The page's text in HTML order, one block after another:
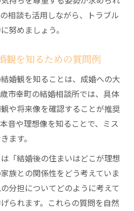
相談も活用しながら、トラブル
努めましょう。
観を知るための質問例
婚観を知ることは、成婚への大
市幸町の結婚相談所では、具体
や将来像を確認することが推奨
音や理想像を知ることで、ミス
ます。
「結婚後の住まいはどこが理想
族との関係性をどう考えていま
分担についてどのように考えて
られます。これらの質問を自然